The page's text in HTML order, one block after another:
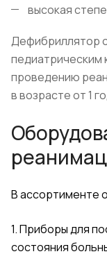
высокая
Дефибриллятор
педиатрическим
проведению
в возрасте от 1
В ассортименте
1. Приборы для
состояния